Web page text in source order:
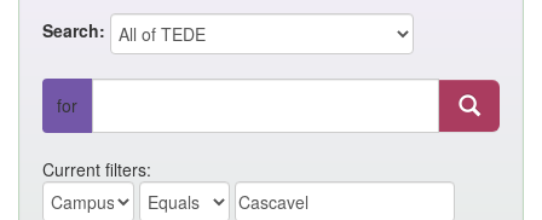
Search:
for
Current filters: